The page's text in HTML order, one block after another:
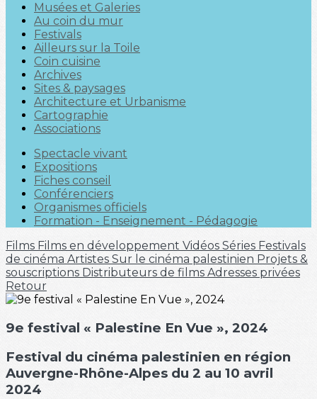
Musées et Galeries
Au coin du mur
Festivals
Ailleurs sur la Toile
Coin cuisine
Archives
Sites & paysages
Architecture et Urbanisme
Cartographie
Associations
Spectacle vivant
Expositions
Fiches conseil
Conférenciers
Organismes officiels
Formation - Enseignement - Pédagogie
Films Films en développement Vidéos Séries Festivals
de cinéma Artistes Sur le cinéma palestinien Projets &
souscriptions Distributeurs de films Adresses privées
Retour
9e festival « Palestine En Vue », 2024
Festival du cinéma palestinien en région
Auvergne-Rhône-Alpes du 2 au 10 avril
2024